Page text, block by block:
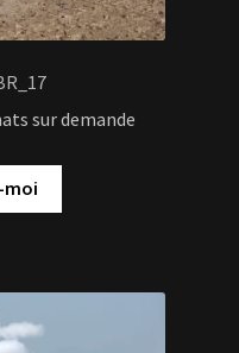
sur demande
moi